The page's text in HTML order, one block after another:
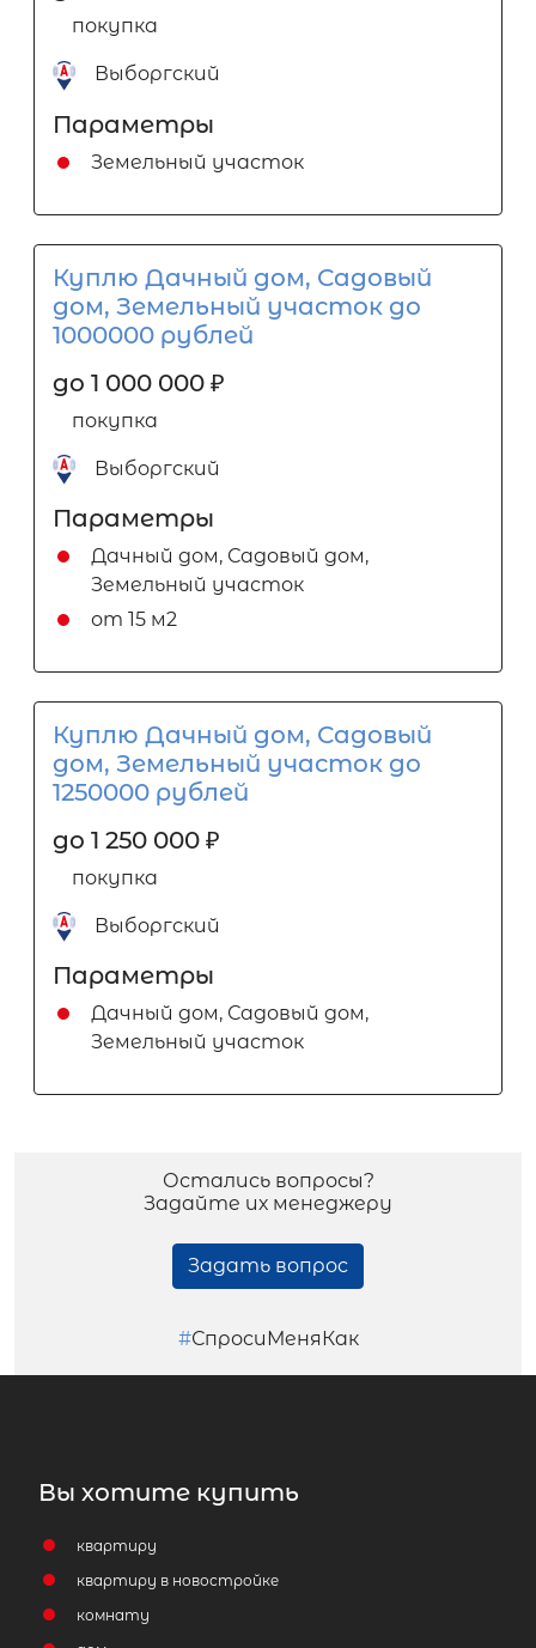
покупка
Выборгский
Параметры
Земельный участок
Куплю Дачный дом, Садовый
дом, Земельный участок до
1000000 рублей
до 1 000 000 ₽
покупка
Выборгский
Параметры
Дачный дом, Садовый дом,
Земельный участок
от 15 м2
Куплю Дачный дом, Садовый
дом, Земельный участок до
1250000 рублей
до 1 250 000 ₽
покупка
Выборгский
Параметры
Дачный дом, Садовый дом,
Земельный участок
Остались вопросы?
Задайте их менеджеру
Задать вопрос
#СпросиМеняКак
Вы хотите купить
квартиру
квартиру в новостройке
комнату